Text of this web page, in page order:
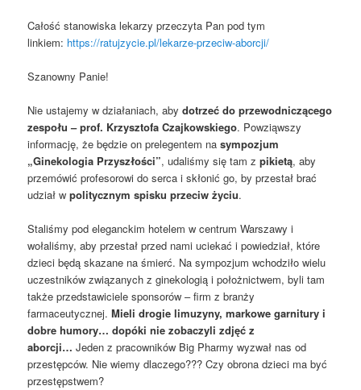
Całość stanowiska lekarzy przeczyta Pan pod tym
linkiem: https://ratujzycie.pl/lekarze-przeciw-aborcji/
Szanowny Panie!
Nie ustajemy w działaniach, abydotrzeć do przewodniczącego
zespołu – prof. Krzysztofa Czajkowskiego. Powziąwszy
informację, że będzie on prelegentem nasympozjum
„Ginekologia Przyszłości”, udaliśmy się tam zpikietą, aby
przemówić profesorowi do serca i skłonić go, by przestał brać
udział wpolitycznym spisku przeciw życiu.
Staliśmy pod eleganckim hotelem w centrum Warszawy i
wołaliśmy, aby przestał przed nami uciekać i powiedział, które
dzieci będą skazane na śmierć. Na sympozjum wchodziło wielu
uczestników związanych z ginekologią i położnictwem, byli tam
także przedstawiciele sponsorów – firm z branży
farmaceutycznej.Mieli drogie limuzyny, markowe garnitury i
dobre humory… dopóki nie zobaczyli zdjęć z
aborcji… Jeden z pracowników Big Pharmy wyzwał nas od
przestępców. Nie wiemy dlaczego??? Czy obrona dzieci ma być
przestępstwem?